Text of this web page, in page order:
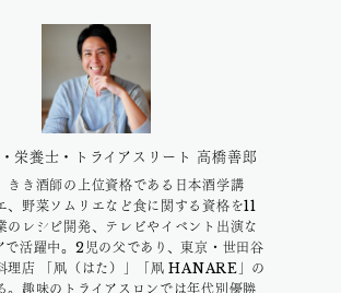
栄養士・トライアスリート 高橋善郎
きき酒師の上位資格である日本酒学講
、野菜ソムリエなど食に関する資格を11
のレシピ開発、テレビやイベント出演な
で活躍中。2児の父であり、東京・世田谷
理店 「凧（はた）」「凧 HANARE」の
。趣味のトライアスロンでは年代別優勝